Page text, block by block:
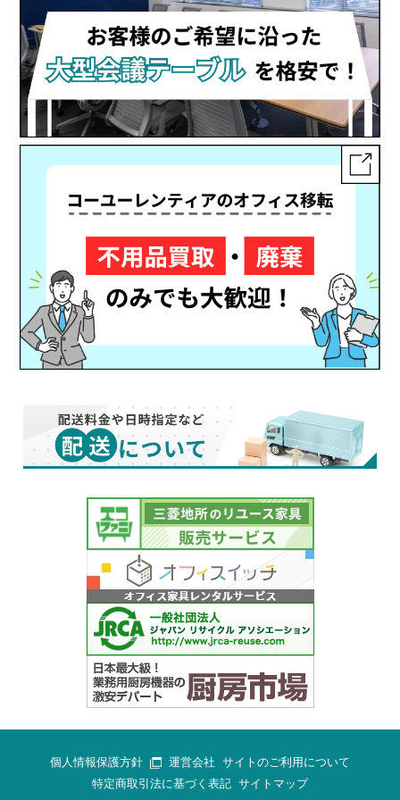
個人情報保護方針 運営会社 サイトのご利用について
特定商取引法に基づく表記 サイトマップ